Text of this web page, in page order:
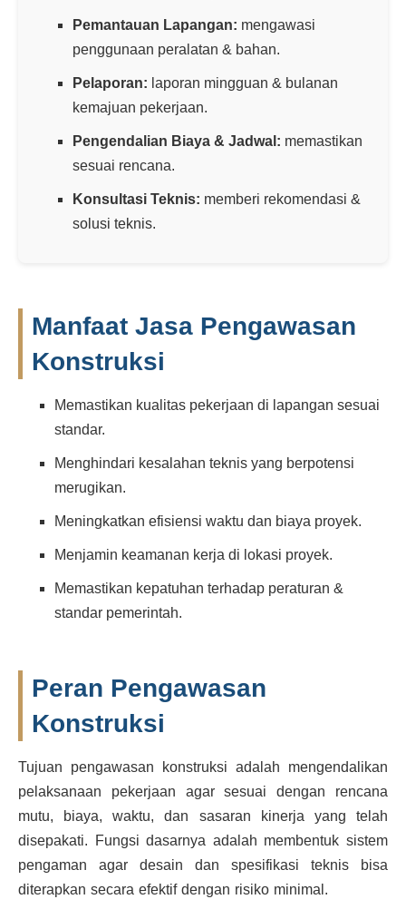
Pemantauan Lapangan: mengawasi
penggunaan peralatan & bahan.
Pelaporan: laporan mingguan & bulanan
kemajuan pekerjaan.
Pengendalian Biaya & Jadwal: memastikan
sesuai rencana.
Konsultasi Teknis: memberi rekomendasi &
solusi teknis.
Manfaat Jasa Pengawasan
Konstruksi
Memastikan kualitas pekerjaan di lapangan sesuai
standar.
Menghindari kesalahan teknis yang berpotensi
merugikan.
Meningkatkan efisiensi waktu dan biaya proyek.
Menjamin keamanan kerja di lokasi proyek.
Memastikan kepatuhan terhadap peraturan &
standar pemerintah.
Peran Pengawasan
Konstruksi
Tujuan pengawasan konstruksi adalah mengendalikan
pelaksanaan pekerjaan agar sesuai dengan rencana
mutu, biaya, waktu, dan sasaran kinerja yang telah
disepakati. Fungsi dasarnya adalah membentuk sistem
pengaman agar desain dan spesifikasi teknis bisa
diterapkan secara efektif dengan risiko minimal.